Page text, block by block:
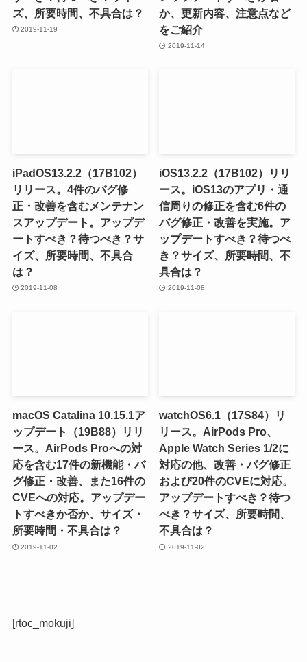
ズ、所要時間、不具合は？
2019-11-19
か、更新内容、注意点など
をご紹介
2019-11-14
iPadOS13.2.2（17B102）
リリース。4件のバグ修
正・改善を含むメンテナン
スアップデート。アップデ
ートすべき？待つべき？サ
イズ、所要時間、不具合
は？
2019-11-08
iOS13.2.2（17B102）リリ
ース。iOS13のアプリ・通
信周りの修正を含む6件の
バグ修正・改善を実施。ア
ップデートすべき？待つべ
き？サイズ、所要時間、不
具合は？
2019-11-08
macOS Catalina 10.15.1ア
ップデート（19B88）リリ
ース。AirPods Proへの対
応を含む17件の新機能・バ
グ修正・改善、また16件の
CVEへの対応。アップデー
トすべきか否か、サイズ・
所要時間・不具合は？
2019-11-02
watchOS6.1（17S84）リ
リース。AirPods Pro、
Apple Watch Series 1/2に
対応の他、改善・バグ修正
および20件のCVEに対応。
アップデートすべき？待つ
べき？サイズ、所要時間、
不具合は？
2019-11-02
[rtoc_mokuji]